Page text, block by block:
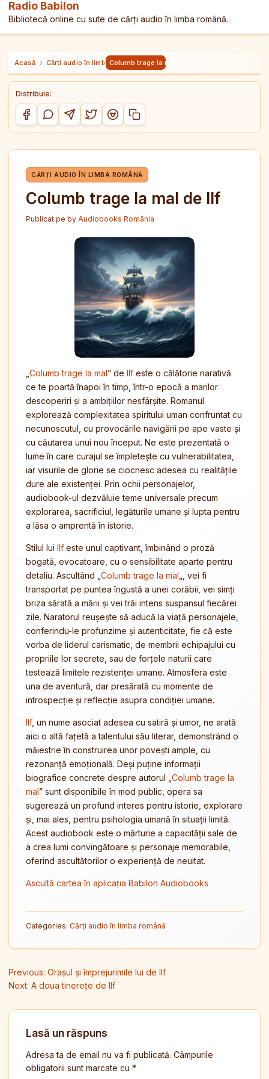
Radio Babilon
Bibliotecă online cu sute de cărți audio în limba română.
Acasă › Cărți audio în limba română
› Columb trage la mal de Ilf
Distribuie:
Distribuie pe Facebook
Distribuie pe WhatsApp
Distribuie pe Telegram
Distribuie pe Twitter/X
Distribuie pe Reddit
Copiază link-ul
CĂRȚI AUDIO ÎN LIMBA ROMÂNĂ
Columb trage la mal de Ilf
Publicat pe by Audiobooks România
Columb trage la mal” de Ilf este o călătorie narativă
ce te poartă înapoi în timp, într-o epocă a marilor
descoperiri și a ambițiilor nesfârșite. Romanul
explorează complexitatea spiritului uman confruntat cu
necunoscutul, cu provocările navigării pe ape vaste și
cu căutarea unui nou început. Ne este prezentată o
lume în care curajul se împletește cu vulnerabilitatea,
iar visurile de glorie se ciocnesc adesea cu realitățile
dure ale existenței. Prin ochii personajelor,
audiobook-ul dezvăluie teme universale precum
explorarea, sacrificiul, legăturile umane și lupta pentru
a lăsa o amprentă în istorie.
Stilul lui Ilf este unul captivant, îmbinând o proză
bogată, evocatoare, cu o sensibilitate aparte pentru
detaliu. Ascultând „ Columb trage la mal „, vei fi
transportat pe puntea îngustă a unei corăbii, vei simți
briza sărată a mării și vei trăi intens suspansul fiecărei
zile. Naratorul reușește să aducă la viață personajele,
conferindu-le profunzime și autenticitate, fie că este
vorba de liderul carismatic, de membrii echipajului cu
propriile lor secrete, sau de forțele naturii care
testează limitele rezistenței umane. Atmosfera este
una de aventură, dar presărată cu momente de
introspecție și reflecție asupra condiției umane.
Ilf, un nume asociat adesea cu satiră și umor, ne arată
aici o altă fațetă a talentului său literar, demonstrând o
măiestrie în construirea unor povești ample, cu
rezonanță emoțională. Deși puține informații
biografice concrete despre autorul „ Columb trage la
mal” sunt disponibile în mod public, opera sa
sugerează un profund interes pentru istorie, explorare
și, mai ales, pentru psihologia umană în situații limită.
Acest audiobook este o mărturie a capacității sale de
a crea lumi convingătoare și personaje memorabile,
oferind ascultătorilor o experiență de neuitat.
Ascultă cartea în aplicația Babilon Audiobooks
Categories: Cărți audio în limba română
Navigare în articole
Previous: Orașul și împrejurimile lui de Ilf
Next: A doua tinerețe de Ilf
Lasă un răspuns
Adresa ta de email nu va fi publicată. Câmpurile
obligatorii sunt marcate cu *